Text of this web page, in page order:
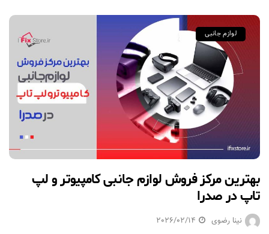
لوازم جانبی
بهترین مرکز فروش لوازم جانبی کامپیوتر و لپ
تاپ در صدرا
نینا رضوی 2026/02/14